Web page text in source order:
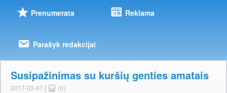
Prenumerata Reklama
Parašyk redakcijai
Susipažinimas su kuršių genties amatais
2017-03-07 | (0)